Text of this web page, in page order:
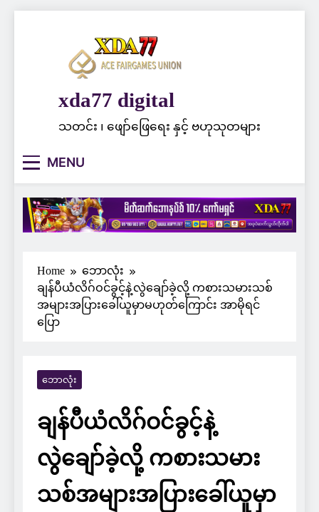
xda77 digital
သတင်း ၊ ဖျော်ဖြေရေး နှင့် ဗဟုသုတများ
MENU
Home
ဘောလုံး
ချန်ပီယံလိဂ်ဝင်ခွင့်နဲ့လွဲချော်ခဲ့လို့ ကစားသမားသစ်
အများအပြားခေါ်ယူမှာမဟုတ်ကြောင်း အာမိုရင်
ပြော
ဘောလုံး
ချန်ပီယံလိဂ်ဝင်ခွင့်နဲ့
လွဲချော်ခဲ့လို့ ကစားသမား
သစ်အများအပြားခေါ်ယူမှာ